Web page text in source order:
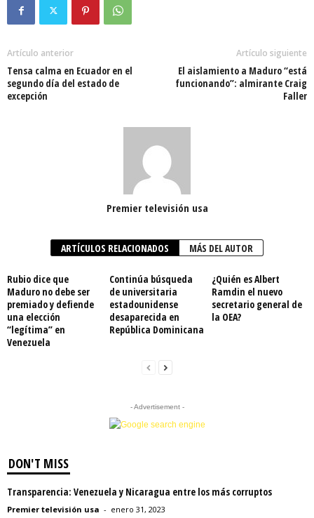
Artículo anterior
Tensa calma en Ecuador en el
segundo día del estado de
excepción
Artículo siguiente
El aislamiento a Maduro “está
funcionando”: almirante Craig
Faller
Premier televisión usa
ARTÍCULOS RELACIONADOS MÁS DEL AUTOR
Rubio dice que
Maduro no debe ser
premiado y defiende
una elección
“legítima” en
Venezuela
Continúa búsqueda
de universitaria
estadounidense
desaparecida en
República Dominicana
¿Quién es Albert
Ramdin el nuevo
secretario general de
la OEA?
- Advertisement -
DON'T MISS
Transparencia: Venezuela y Nicaragua entre los más corruptos
Premier televisión usa - enero 31, 2023